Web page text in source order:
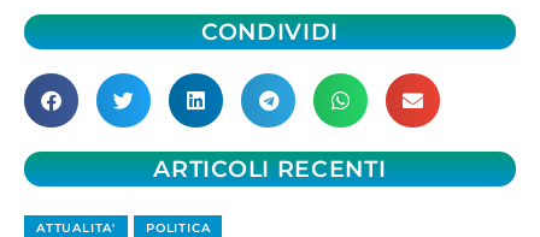
CONDIVIDI
ARTICOLI RECENTI
ATTUALITA' POLITICA